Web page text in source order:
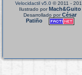
Velocidactil v5.0 © 2011 -
Ilustrado porMach&Guito
Desarrollado porCésar
Patiño